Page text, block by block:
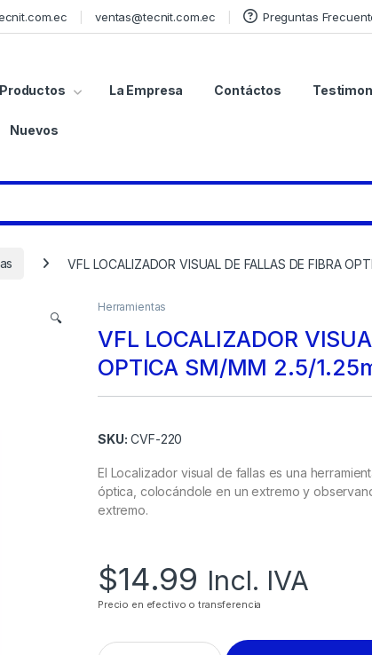
ventas@tecnit.com.ec Preguntas
Productos La Empresa Contáctos
Nuevos
VFL LOCALIZADOR VISUAL DE FALLAS DE FIBRA
🔍
Herramientas
VFL LOCALIZADOR
OPTICA SM/MM 2.5/
SKU: CVF-220
El Localizador visual de fallas es una
óptica, colocándole en un extremo y
extremo.
$14.99 Incl. IVA
Precio en efectivo o transferencia